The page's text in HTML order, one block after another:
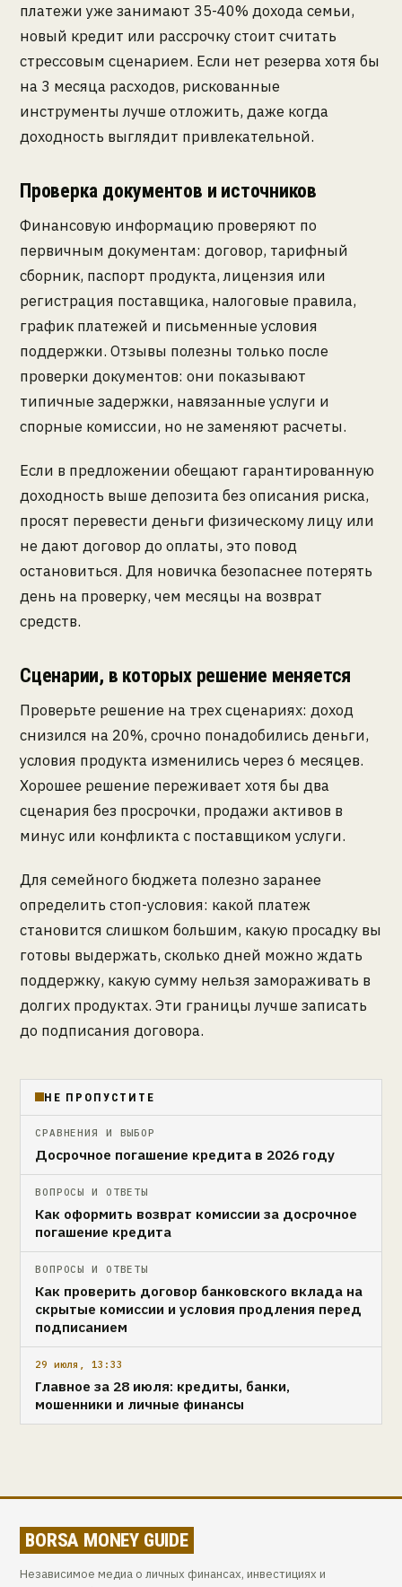
платежи уже занимают 35-40% дохода семьи,
новый кредит или рассрочку стоит считать
стрессовым сценарием. Если нет резерва хотя бы
на 3 месяца расходов, рискованные
инструменты лучше отложить, даже когда
доходность выглядит привлекательной.
Проверка документов и источников
Финансовую информацию проверяют по
первичным документам: договор, тарифный
сборник, паспорт продукта, лицензия или
регистрация поставщика, налоговые правила,
график платежей и письменные условия
поддержки. Отзывы полезны только после
проверки документов: они показывают
типичные задержки, навязанные услуги и
спорные комиссии, но не заменяют расчеты.
Если в предложении обещают гарантированную
доходность выше депозита без описания риска,
просят перевести деньги физическому лицу или
не дают договор до оплаты, это повод
остановиться. Для новичка безопаснее потерять
день на проверку, чем месяцы на возврат
средств.
Сценарии, в которых решение меняется
Проверьте решение на трех сценариях: доход
снизился на 20%, срочно понадобились деньги,
условия продукта изменились через 6 месяцев.
Хорошее решение переживает хотя бы два
сценария без просрочки, продажи активов в
минус или конфликта с поставщиком услуги.
Для семейного бюджета полезно заранее
определить стоп-условия: какой платеж
становится слишком большим, какую просадку вы
готовы выдержать, сколько дней можно ждать
поддержку, какую сумму нельзя замораживать в
долгих продуктах. Эти границы лучше записать
до подписания договора.
НЕ ПРОПУСТИТЕ
СРАВНЕНИЯ И ВЫБОР
Досрочное погашение кредита в 2026 году
ВОПРОСЫ И ОТВЕТЫ
Как оформить возврат комиссии за досрочное
погашение кредита
ВОПРОСЫ И ОТВЕТЫ
Как проверить договор банковского вклада на
скрытые комиссии и условия продления перед
подписанием
29 июля, 13:33
Главное за 28 июля: кредиты, банки,
мошенники и личные финансы
BORSA MONEY GUIDE
Независимое медиа о личных финансах, инвестициях и